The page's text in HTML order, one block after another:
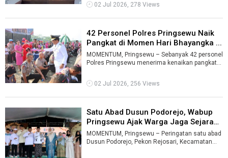
02 Jul 2026, 278 Views
42 Personel Polres Pringsewu Naik
Pangkat di Momen Hari Bhayangka ...
MOMENTUM, Pringsewu – Sebanyak 42 personel
Polres Pringsewu menerima kenaikan pangkat
02 Jul 2026, 256 Views
Satu Abad Dusun Podorejo, Wabup
Pringsewu Ajak Warga Jaga Sejarah
...
MOMENTUM, Pringsewu – Peringatan satu abad
Dusun Podorejo, Pekon Rejosari, Kecamatan